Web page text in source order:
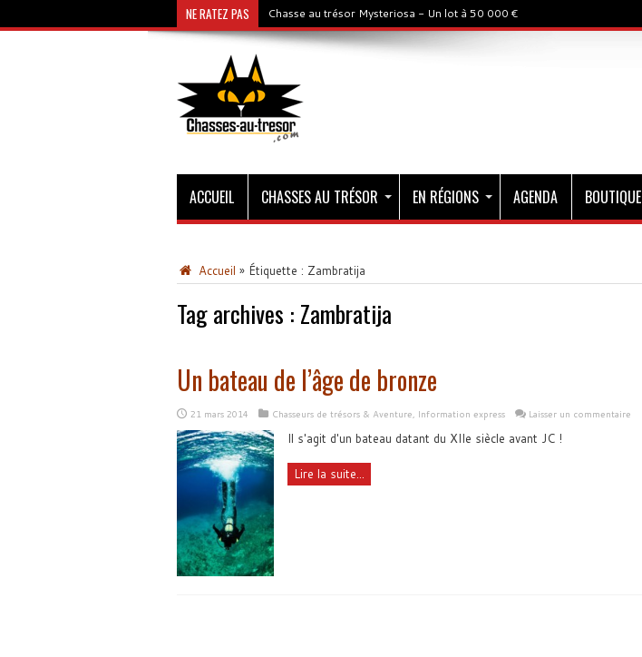
NE RATEZ PAS Chasse au trésor Mysteriosa - Un lot à 50 000 €
ACCUEIL CHASSES AU TRÉSOR EN RÉGIONS AGENDA BOUTIQUE
Accueil » Étiquette : Zambratija
Tag archives : Zambratija
Un bateau de l’âge de bronze
21 mars 2014 Chasseurs de trésors & Aventure, Information express Laisser un commentaire
Il s'agit d'un bateau datant du XIIe siècle avant JC !
Lire la suite...